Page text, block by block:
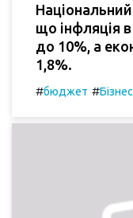
Національний
що інфляція
до 10%, а
1,8%.
#бюджет #Бізнес